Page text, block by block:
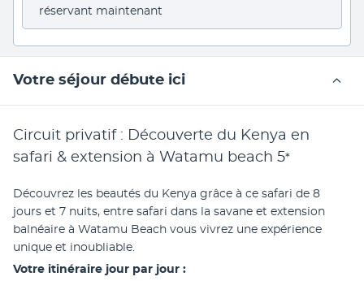
réservant maintenant
Votre séjour débute ici
Circuit privatif : Découverte du Kenya en
safari & extension à Watamu beach 5*
Découvrez les beautés du Kenya grâce à ce safari de 8
jours et 7 nuits, entre safari dans la savane et extension
balnéaire à Watamu Beach vous vivrez une expérience
unique et inoubliable.
Votre itinéraire jour par jour :